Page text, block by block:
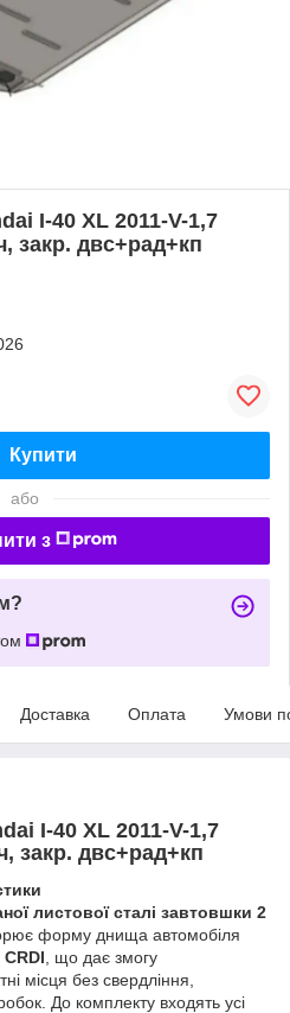
I-40 XL 2011-V-1,7
закр. двс+рад+кп
Купити
або
з
Доставка Оплата Умови
I-40 XL 2011-V-1,7
закр. двс+рад+кп
листової сталі завтовшки 2
форму днища автомобіля
, що дає змогу
місця без свердління,
До комплекту входять усі